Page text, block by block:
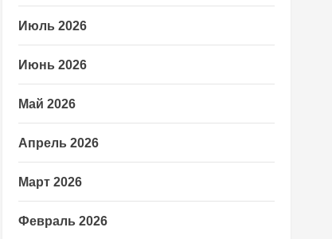
Июль 2026
Июнь 2026
Май 2026
Апрель 2026
Март 2026
Февраль 2026